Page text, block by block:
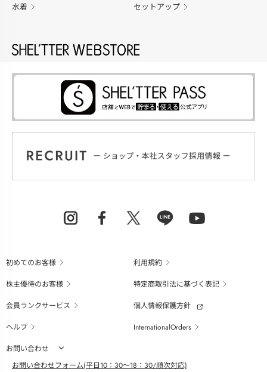
水着 セットアップ
初めてのお客様
利用規約
株主優待のお客様
特定商取引法に基づく表記
会員ランクサービス
個人情報保護方針
ヘルプ
InternationalOrders
お問い合わせ
お問い合わせフォーム(平日10：30～18：30/順次対応)